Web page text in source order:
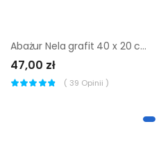
Abażur Nela grafit 40 x 20 cm H22 Art Abażur
47,00 zł
( 39 Opinii )